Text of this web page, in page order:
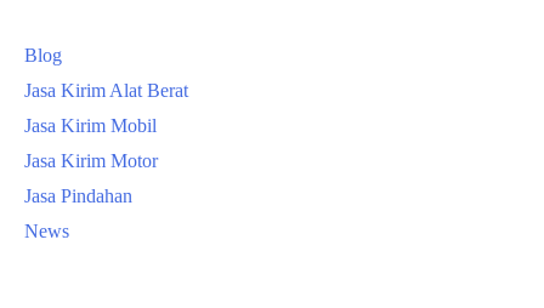
Blog
Jasa Kirim Alat Berat
Jasa Kirim Mobil
Jasa Kirim Motor
Jasa Pindahan
News